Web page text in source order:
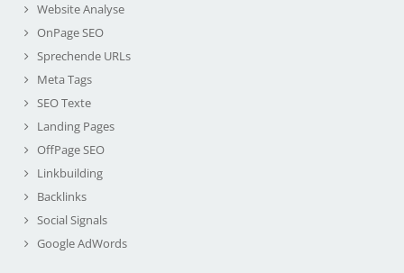
Website Analyse
OnPage SEO
Sprechende URLs
Meta Tags
SEO Texte
Landing Pages
OffPage SEO
Linkbuilding
Backlinks
Social Signals
Google AdWords